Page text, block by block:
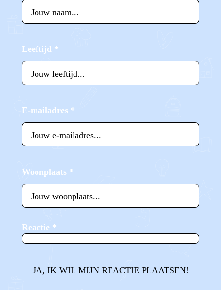
Leeftijd *
E-mailadres *
Woonplaats *
Reactie *
JA, IK WIL MIJN REACTIE PLAATSEN!